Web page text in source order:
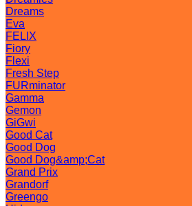
Dreams
Eva
FELIX
Fiory
Flexi
Fresh Step
FURminator
Gamma
Gemon
GiGwi
Good Cat
Good Dog
Good Dog&amp;Cat
Grand Prix
Grandorf
Greengo